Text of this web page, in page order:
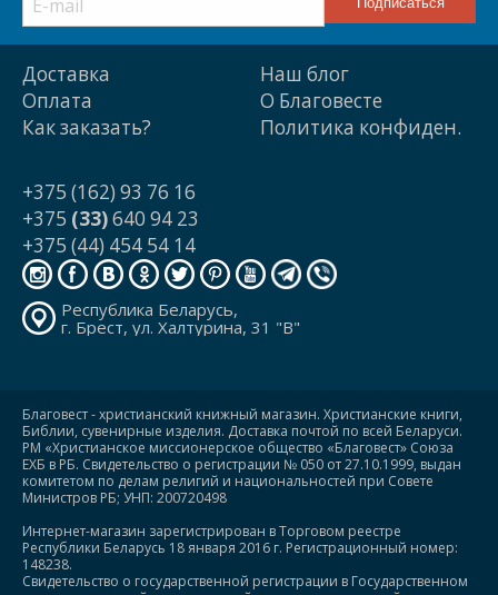
Доставка
Оплата
Как заказать?
Наш блог
О Благовесте
Политика конфиден.
+375 (162) 93 76 16
+375 (33)640 94 23
+375 (44) 454 54 14
Республика Беларусь,
г. Брест, ул. Халтурина, 31 "В"
Благовест - христианский книжный магазин. Христианские книги,
Библии, сувенирные изделия. Доставка почтой по всей Беларуси.
РМ «Христианское миссионерское общество «Благовест» Союза
ЕХБ в РБ. Свидетельство о регистрации № 050 от 27.10.1999, выдан
комитетом по делам религий и национальностей при Совете
Министров РБ; УНП: 200720498
Интернет-магазин зарегистрирован в Торговом реестре
Республики Беларусь 18 января 2016 г. Регистрационный номер:
148238.
Свидетельство о государственной регистрации в Государственном